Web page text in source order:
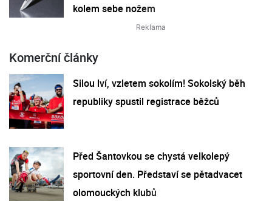
kolem sebe nožem
Komerční články
Silou lví, vzletem sokolím! Sokolský běh
republiky spustil registrace běžců
Před Šantovkou se chystá velkolepý
sportovní den. Představí se pětadvacet
olomouckých klubů